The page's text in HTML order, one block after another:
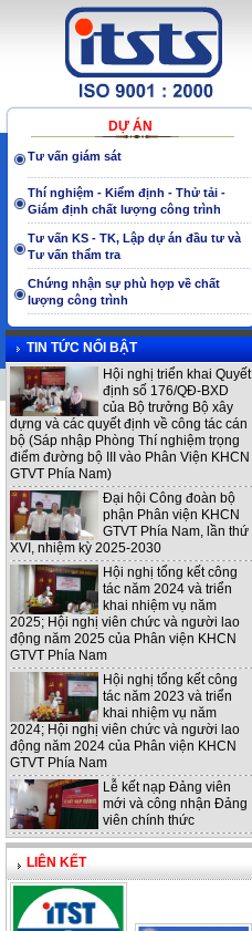
DỰ ÁN
Tư vấn giám sát
Thí nghiệm - Kiểm định - Thử tải -
Giám định chất lượng công trình
Tư vấn KS - TK, Lập dự án đầu tư và
Tư vấn thẩm tra
Chứng nhận sự phù hợp về chất
lượng công trình
TIN TỨC NỔI BẬT
Hội nghị triển khai Quyết
định số 176/QĐ-BXD
của Bộ trưởng Bộ xây
dựng và các quyết định về công tác cán
bộ (Sáp nhập Phòng Thí nghiệm trọng
điểm đường bộ III vào Phân Viện KHCN
GTVT Phía Nam)
Đại hội Công đoàn bộ
phận Phân viện KHCN
GTVT Phía Nam, lần thứ
XVI, nhiệm kỳ 2025-2030
Hội nghị tổng kết công
tác năm 2024 và triển
khai nhiệm vụ năm
2025; Hội nghị viên chức và người lao
động năm 2025 của Phân viện KHCN
GTVT Phía Nam
Hội nghị tổng kết công
tác năm 2023 và triển
khai nhiệm vụ năm
2024; Hội nghị viên chức và người lao
động năm 2024 của Phân viện KHCN
GTVT Phía Nam
Lễ kết nạp Đảng viên
mới và công nhận Đảng
viên chính thức
LIÊN KẾT